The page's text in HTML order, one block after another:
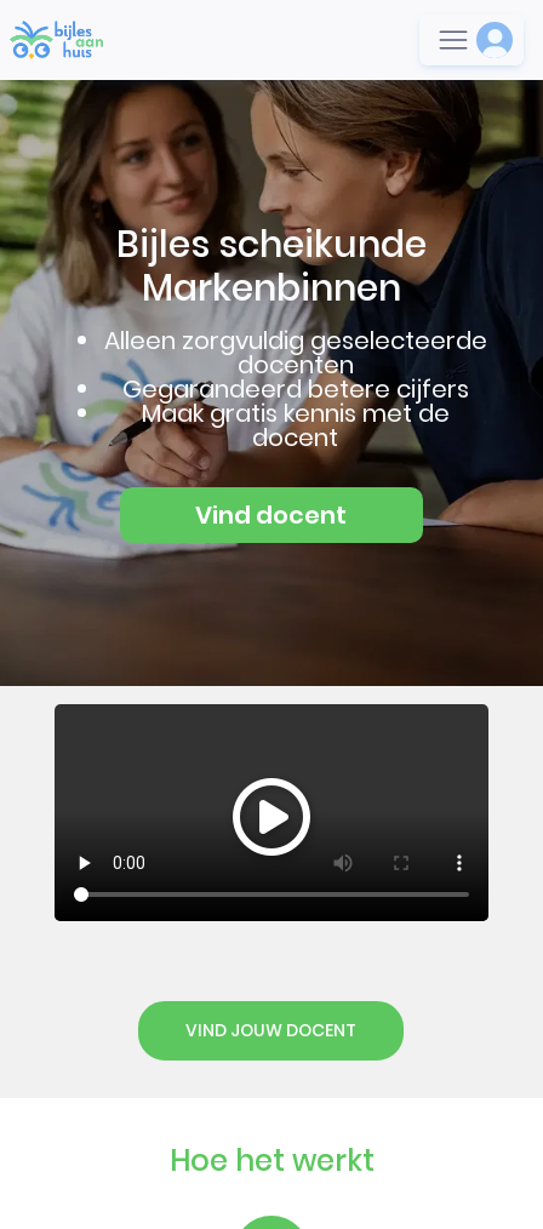
Bijles scheikunde
Markenbinnen
Alleen zorgvuldig geselecteerde
docenten
Gegarandeerd betere cijfers
Maak gratis kennis met de
docent
Vind docent
VIND JOUW DOCENT
Hoe het werkt